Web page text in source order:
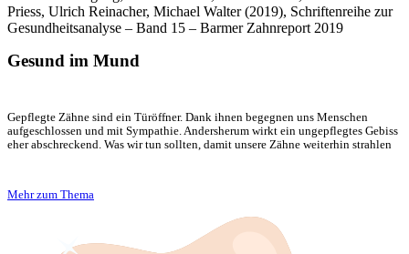
Priess, Ulrich Reinacher, Michael Walter (2019), Schriftenreihe zur
Gesundheitsanalyse – Band 15 – Barmer Zahnreport 2019
Gesund im Mund
Gepflegte Zähne sind ein Türöffner. Dank ihnen begegnen uns Menschen
aufgeschlossen und mit Sympathie. Andersherum wirkt ein ungepflegtes Gebiss
eher abschreckend. Was wir tun sollten, damit unsere Zähne weiterhin strahlen
Mehr zum Thema